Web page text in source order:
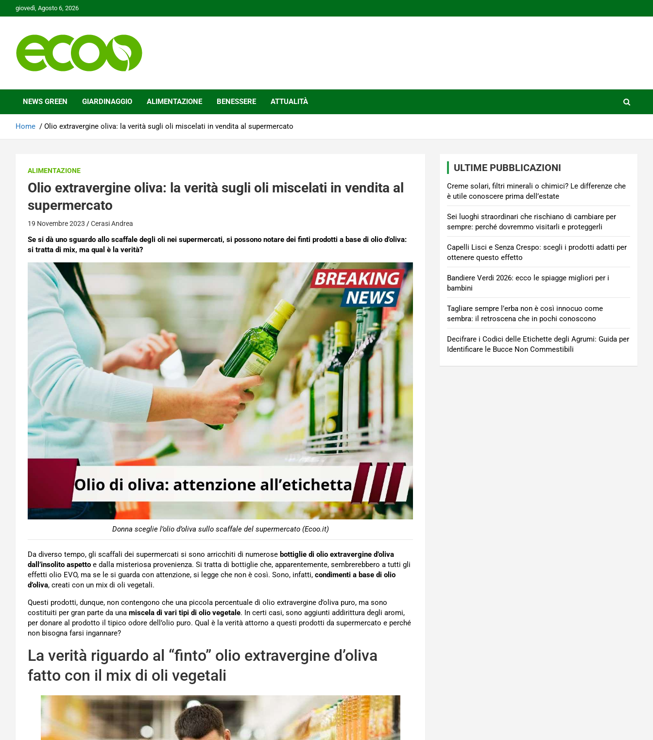
to
giovedì, Agosto 6, 2026
Ecoo.it
NEWS GREEN GIARDINAGGIO ALIMENTAZIONE BENESSERE ATTUALITÀ
Home Olio extravergine oliva: la verità sugli oli miscelati in vendita al supermercato
ALIMENTAZIONE
Olio extravergine oliva: la verità sugli oli miscelati in vendita al
supermercato
19 Novembre 2023 Cerasi Andrea
Se si dà uno sguardo allo scaffale degli oli nei supermercati, si possono notare dei finti prodotti a base di olio d’oliva:
si tratta di mix, ma qual è la verità?
Donna sceglie l’olio d’oliva sullo scaffale del supermercato (Ecoo.it)
Da diverso tempo, gli scaffali dei supermercati si sono arricchiti di numerose bottiglie di olio extravergine d’oliva
dall’insolito aspetto e dalla misteriosa provenienza. Si tratta di bottiglie che, apparentemente, sembrerebbero a tutti gli
effetti olio EVO, ma se le si guarda con attenzione, si legge che non è così. Sono, infatti, condimenti a base di olio
d’oliva, creati con un mix di oli vegetali.
Questi prodotti, dunque, non contengono che una piccola percentuale di olio extravergine d’oliva puro, ma sono
costituiti per gran parte da una miscela di vari tipi di olio vegetale. In certi casi, sono aggiunti addirittura degli aromi,
per donare al prodotto il tipico odore dell’olio puro. Qual è la verità attorno a questi prodotti da supermercato e perché
non bisogna farsi ingannare?
La verità riguardo al “finto” olio extravergine d’oliva
fatto con il mix di oli vegetali
ULTIME PUBBLICAZIONI
Creme solari, filtri minerali o chimici? Le differenze che
è utile conoscere prima dell’estate
Sei luoghi straordinari che rischiano di cambiare per
sempre: perché dovremmo visitarli e proteggerli
Capelli Lisci e Senza Crespo: scegli i prodotti adatti per
ottenere questo effetto
Bandiere Verdi 2026: ecco le spiagge migliori per i
bambini
Tagliare sempre l’erba non è così innocuo come
sembra: il retroscena che in pochi conoscono
Decifrare i Codici delle Etichette degli Agrumi: Guida per
Identificare le Bucce Non Commestibili